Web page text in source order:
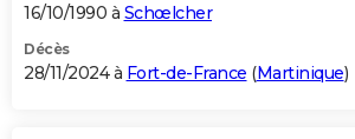
16/10/1990 à Schœlcher
Décès
28/11/2024 à Fort-de-France (Martinique)